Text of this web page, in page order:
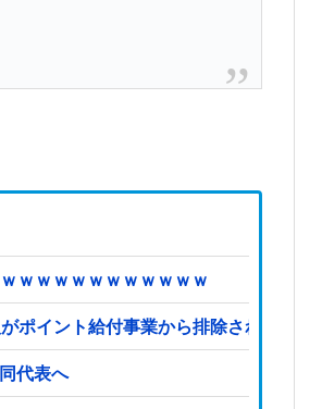
ｗｗｗｗｗｗｗｗｗｗｗ
ポイント給付事業から排除された」
代表へ